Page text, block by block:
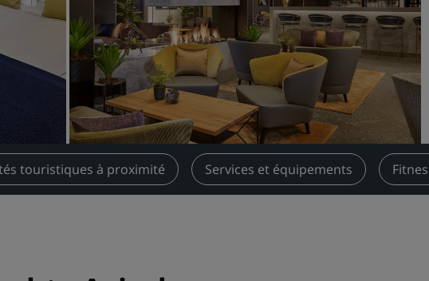
Rechercher des vols
Rechercher des vols
Restaurants
Rechercher un restaurant
Services numériques
touristiques à proximité Services et équipements